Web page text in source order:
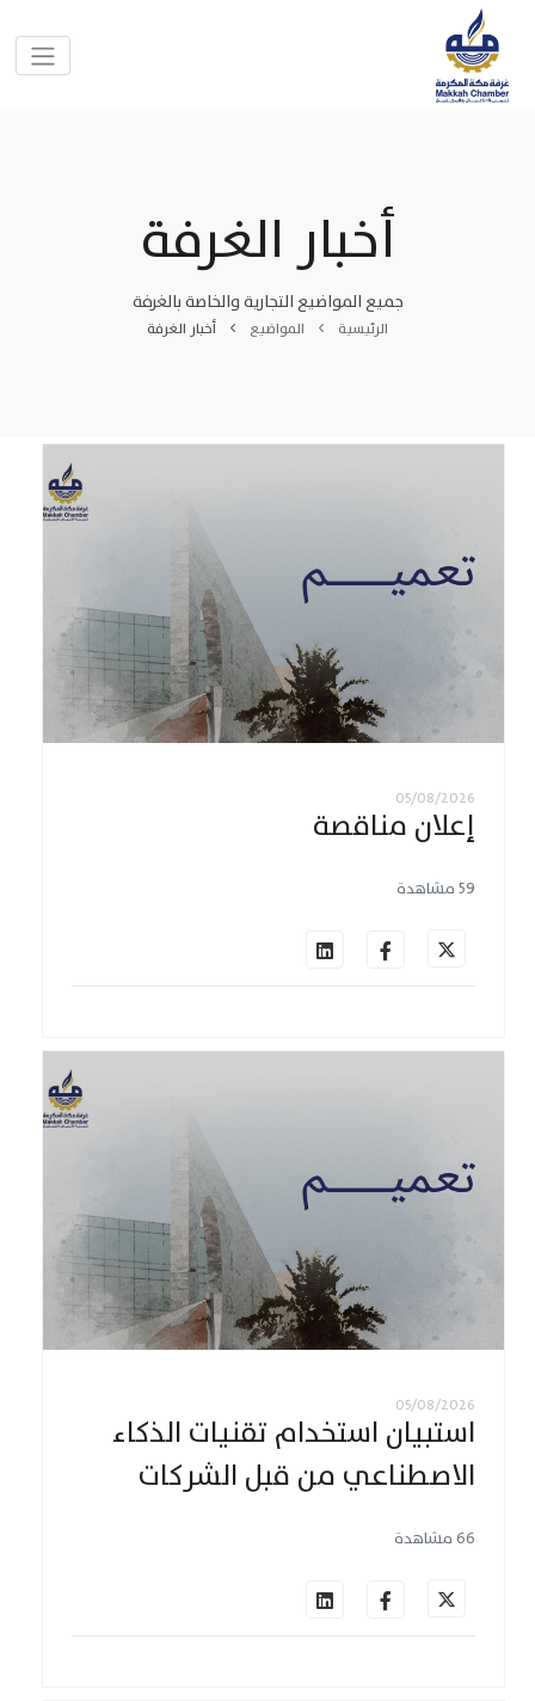
أخبار الغرفة
جميع المواضيع التجارية والخاصة بالغرفة
الرئيسية المواضيع أخبار الغرفة
05/08/2026
إعلان مناقصة
59 مشاهدة
05/08/2026
استبيان استخدام تقنيات الذكاء
الاصطناعي من قبل الشركات
66 مشاهدة